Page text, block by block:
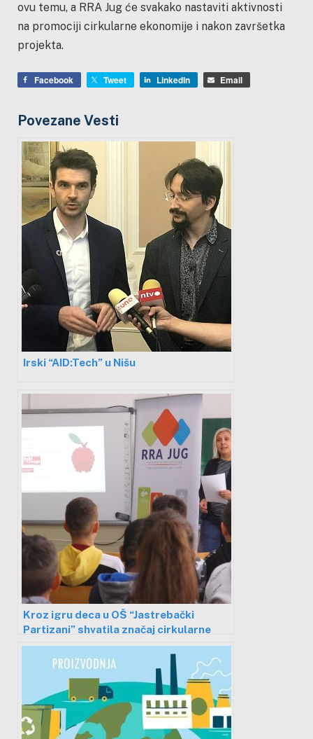
ovu temu, a RRA Jug će svakako nastaviti aktivnosti
na promociji cirkularne ekonomije i nakon završetka
projekta.
Facebook Tweet LinkedIn Email
Povezane Vesti
Irski “AID:Tech” u Nišu
Kroz igru deca u OŠ “Jastrebački
Partizani” shvatila značaj cirkularne
ekonomije